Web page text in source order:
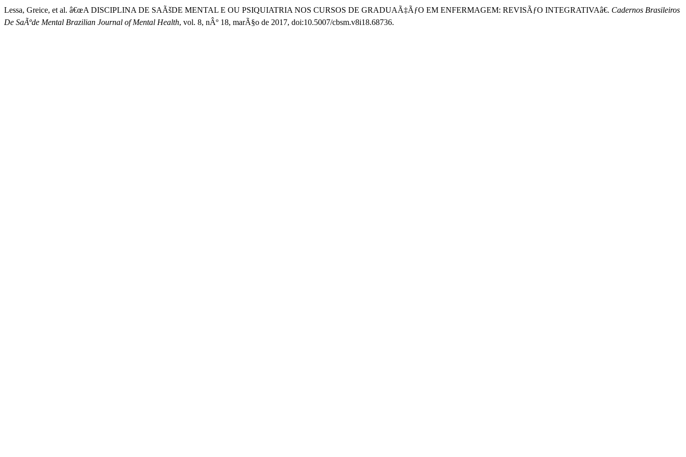
Lessa, Greice, et al. â€œA DISCIPLINA DE SAÃšDE MENTAL E OU PSIQUIATRIA NOS CURSOS DE GRADUAÃ‡ÃƒO EM ENFERMAGEM: REVISÃƒO INTEGRATIVAâ€. Cadernos Brasileiros
De SaÃºde Mental Brazilian Journal of Mental Health, vol. 8, nÂº 18, marÃ§o de 2017, doi:10.5007/cbsm.v8i18.68736.